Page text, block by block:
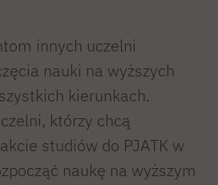
innych uczelni
nauki na wyższych
kierunkach.
którzy chcą
studiów do PJATK w
naukę na wyższym